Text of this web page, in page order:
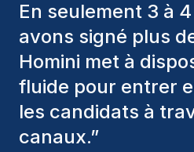
toujours pris en
divers critères
les bons
nous avons
parmi nous, et
suis très satisfait